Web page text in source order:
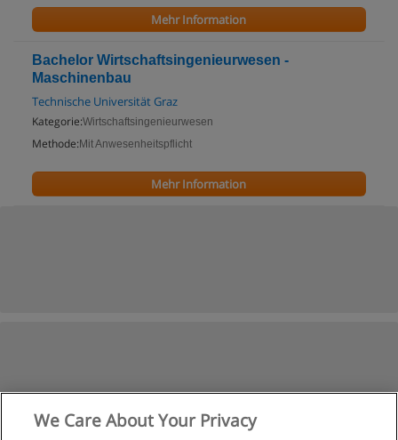
Mehr Information
Bachelor Wirtschaftsingenieurwesen -
Maschinenbau
Technische Universität Graz
Kategorie:Wirtschaftsingenieurwesen
Methode: Mit Anwesenheitspflicht
Mehr Information
We Care About Your Privacy